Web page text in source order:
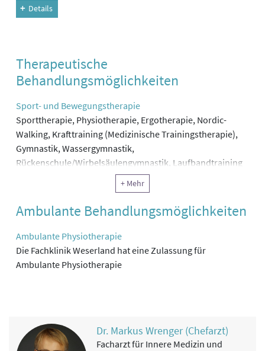
Details
Therapeutische
Behandlungsmöglichkeiten
Sport- und Bewegungstherapie
Sporttherapie, Physiotherapie, Ergotherapie, Nordic-
Walking, Krafttraining (Medizinische Trainingstherapie),
Gymnastik, Wassergymnastik,
Rückenschule/Wirbelsäulengymnastik, Laufbandtraining
Information, Motivation, Schulung
Gesundheitsbildung, Patientenschulungen,
Ernährungsberatung, Diabetesschulung, Lehrküche
Einzelgespräche, Gruppengespräche,
Entspannungstherapie (Tiefenmuskelentspannung) und
Atemtherapie
+ Mehr
Ambulante Behandlungsmöglichkeiten
Ambulante Physiotherapie
Die Fachklinik Weserland hat eine Zulassung für
Ambulante Physiotherapie
Dr. Markus Wrenger (Chefarzt)
Facharzt für Innere Medizin und